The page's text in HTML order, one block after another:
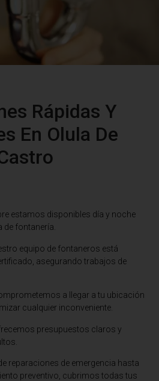
Rápidas Y
En Olula De
estamos disponibles día y noche
de fontanería.
equipo de fontaneros está
asegurando trabajos de
a llegar a tu ubicación
cualquier inconveniente.
presupuestos claros y
reparaciones de emergencia hasta
preventivo, cubrimos todas tus